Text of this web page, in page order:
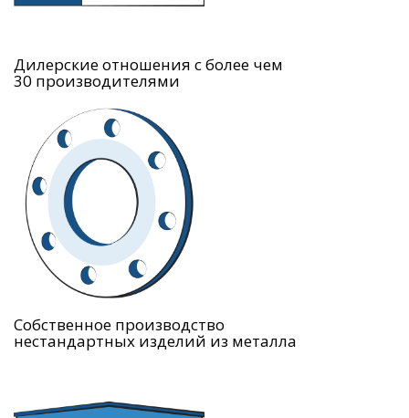
Дилерские отношения с более чем
30 производителями
Собственное производство
нестандартных изделий из металла